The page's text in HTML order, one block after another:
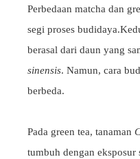
Perbedaan matcha dan
segi proses
berasal dari daun yang
sinensis. Namun, cara
berbeda.
Pada green tea, tanaman
tumbuh dengan eksposur